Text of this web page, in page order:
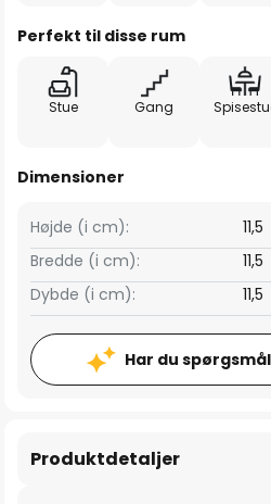
Perfekt til disse rum
Stue Gang
Dimensioner
Bredde (i cm): 11,5
Højde (i cm): 11,5
Dybde (i cm): 11,5
Har du
Produktdetaljer